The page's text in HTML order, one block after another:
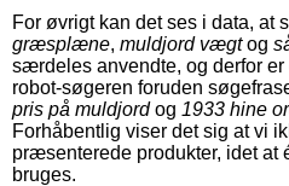
For øvrigt kan det ses i data, at
græsplæne, muldjord vægtog
særdeles anvendte, og derfor
robot-søgeren foruden
pris på muldjordog 1933 hine
Forhåbentlig viser det sig at vi
præsenterede produkter, idet at
bruges.